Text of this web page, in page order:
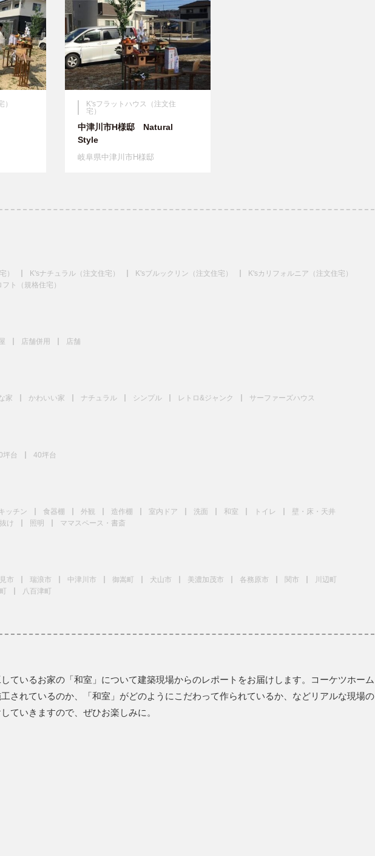
K'sフラットハウス（注文住
宅）
中津川市H様邸 Natural
Style
岐阜県中津川市H様邸
） K'sナチュラル（注文住宅） K'sブルックリン（注文住宅）
K'sカリフォルニア（注文住宅）
フト（規格住宅）
店舗併用 店舗
家 かわいい家 ナチュラル シンプル レトロ&ジャンク サーファーズハウス
坪台 40坪台
ッチン 食器棚 外観 造作棚 室内ドア 洗面 和室 トイレ
壁・床・天井
け 照明 ママスペース・書斎
市 瑞浪市 中津川市 御嵩町 犬山市 美濃加茂市 各務原市 関市
川辺町
八百津町
ているお家の「和室」について建築現場からのレポートをお届けします。コーケツホーム
されているのか、「和室」がどのようにこだわって作られているか、などリアルな現場の
ていきますので、ぜひお楽しみに。